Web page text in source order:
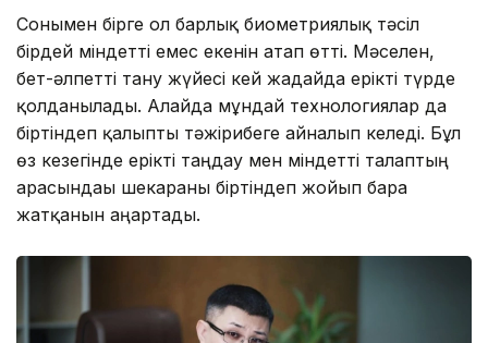
Сонымен бірге ол барлық биометриялық тәсіл
бірдей міндетті емес екенін атап өтті. Мәселен,
бет-әлпетті тану жүйесі кей жағдайда ерікті түрде
қолданылады. Алайда мұндай технологиялар да
біртіндеп қалыпты тәжірибеге айналып келеді. Бұл
өз кезегінде ерікті таңдау мен міндетті талаптың
арасындағы шекараны біртіндеп жойып бара
жатқанын аңғартады.